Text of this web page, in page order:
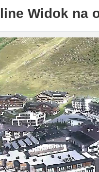
Widok na